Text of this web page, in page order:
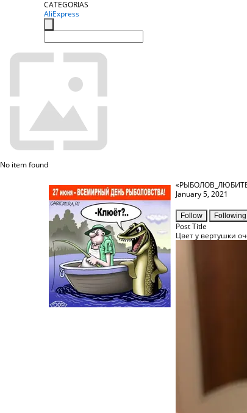
CATEGORIAS
AliExpress
No item found
January 5, 2021
Follow Following
Post Title
Цвет у вертушки